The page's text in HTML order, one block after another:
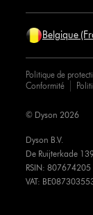
Belgique
Politique de
Conformité
Dyson B.V.
De Ruijterkade
RSIN: 807674205
VAT:
© Dyson 2026